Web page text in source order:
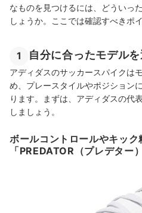
なものを見つけるには、どういっ
しょうか。ここでは確認すべきポ
1 自分に合ったモデルを
アディダスのサッカースパイクは
め、プレースタイルやポジション
ります。まずは、アディダスの代
しましょう。
ボールコントロールやキック
「PREDATOR（プレデター）